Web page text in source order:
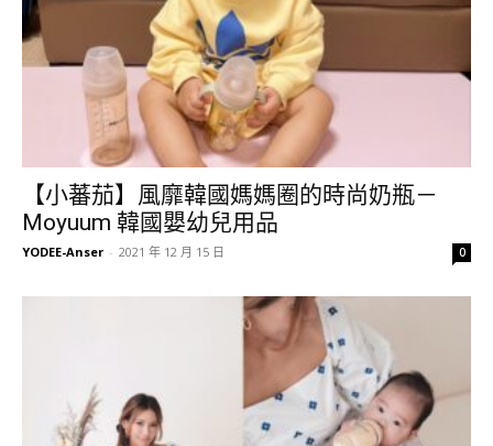
【小蕃茄】風靡韓國媽媽圈的時尚奶瓶－
Moyuum 韓國嬰幼兒用品
YODEE-Anser - 2021 年 12 月 15 日 0